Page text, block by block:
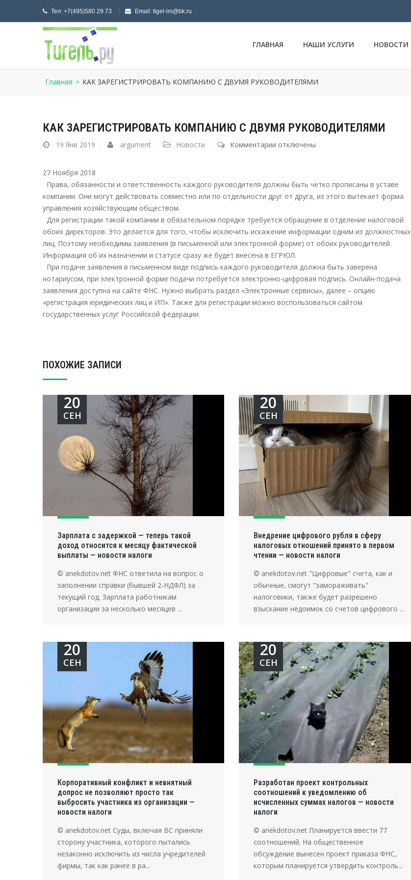
Тел: +7(495)580 29 73 Email: tigel-lm@bk.ru
ГЛАВНАЯ НАШИ УСЛУГИ НОВОСТИ
Главная > КАК ЗАРЕГИСТРИРОВАТЬ КОМПАНИЮ С ДВУМЯ РУКОВОДИТЕЛЯМИ
КАК ЗАРЕГИСТРИРОВАТЬ КОМПАНИЮ С ДВУМЯ РУКОВОДИТЕЛЯМИ
19 Янв 2019 argument Новости Комментарии к
ЗАРЕГИСТРИРОВАТЬ
С
ДВУМЯ
РУКОВОДИТЕЛЯМИ
отключены
27 Ноября 2018
Права, обязанности и ответственность каждого руководителя должны быть четко прописаны в уставе
компании. Они могут действовать совместно или по отдельности друг от друга, из этого вытекает форма
управления хозяйствующим обществом.
Для регистрации такой компании в обязательном порядке требуется обращение в отделение налоговой
обоих директоров. Это делается для того, чтобы исключить искажение информации одним из должностных
лиц. Поэтому необходимы заявления (в письменной или электронной форме) от обоих руководителей.
Информация об их назначении и статусе сразу же будет внесена в ЕГРЮЛ.
При подаче заявления в письменном виде подпись каждого руководителя должна быть заверена
нотариусом, при электронной форме подачи потребуется электронно-цифровая подпись. Онлайн-подача
заявления доступна на сайте ФНС. Нужно выбрать раздел «Электронные сервисы», далее – опцию
«регистрация юридических лиц и ИП». Также для регистрации можно воспользоваться сайтом
государственных услуг Российской федерации.
ПОХОЖИЕ ЗАПИСИ
Зарплата с задержкой — теперь такой
доход относится к месяцу фактической
выплаты — новости налоги
20
СЕН
© anekdotov.net ФНС ответила на вопрос о
заполнении справки (бывшей 2-НДФЛ) за
текущий год. Зарплата работникам
организации за несколько месяцев ...
Внедрение цифрового рубля в сферу
налоговых отношений принято в первом
чтении — новости налоги
20
СЕН
© anekdotov.net "Цифровые" счета, как и
обычные, смогут "замораживать"
налоговики, также будет разрешено
взыскание недоимок со счетов цифрового ...
Корпоративный конфликт и невнятный
допрос не позволяют просто так
выбросить участника из организации —
новости налоги
20
СЕН
© anekdotov.net Суды, включая ВС приняли
сторону участника, которого пытались
незаконно исключить из числа учредителей
фирмы, так как ранее в ра...
Разработан проект контрольных
соотношений к уведомлению об
исчисленных суммах налогов — новости
налоги
20
СЕН
© anekdotov.net Планируется ввести 77
соотношений. На общественное
обсуждение вынесен проект приказа ФНС,
которым планируется утвердить контроль...